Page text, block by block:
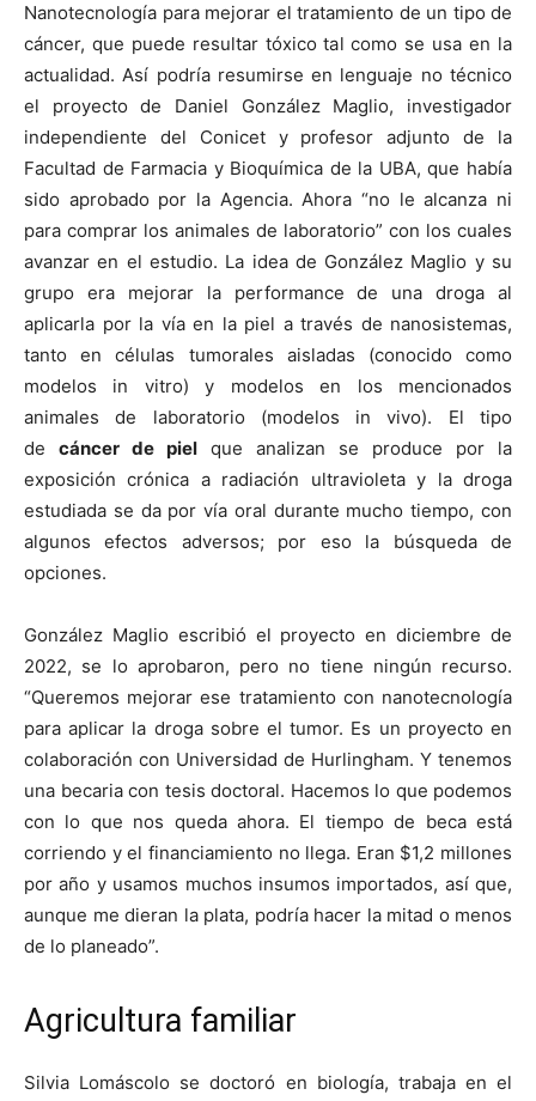
Nanotecnología para mejorar el tratamiento de un tipo de
cáncer, que puede resultar tóxico tal como se usa en la
actualidad. Así podría resumirse en lenguaje no técnico
el proyecto de Daniel González Maglio, investigador
independiente del Conicet y profesor adjunto de la
Facultad de Farmacia y Bioquímica de la UBA, que había
sido aprobado por la Agencia. Ahora “no le alcanza ni
para comprar los animales de laboratorio” con los cuales
avanzar en el estudio. La idea de González Maglio y su
grupo era mejorar la performance de una droga al
aplicarla por la vía en la piel a través de nanosistemas,
tanto en células tumorales aisladas (conocido como
modelos in vitro) y modelos en los mencionados
animales de laboratorio (modelos in vivo). El tipo
de cáncer de piel que analizan se produce por la
exposición crónica a radiación ultravioleta y la droga
estudiada se da por vía oral durante mucho tiempo, con
algunos efectos adversos; por eso la búsqueda de
opciones.
González Maglio escribió el proyecto en diciembre de
2022, se lo aprobaron, pero no tiene ningún recurso.
“Queremos mejorar ese tratamiento con nanotecnología
para aplicar la droga sobre el tumor. Es un proyecto en
colaboración con Universidad de Hurlingham. Y tenemos
una becaria con tesis doctoral. Hacemos lo que podemos
con lo que nos queda ahora. El tiempo de beca está
corriendo y el financiamiento no llega. Eran $1,2 millones
por año y usamos muchos insumos importados, así que,
aunque me dieran la plata, podría hacer la mitad o menos
de lo planeado”.
Agricultura familiar
Silvia Lomáscolo se doctoró en biología, trabaja en el